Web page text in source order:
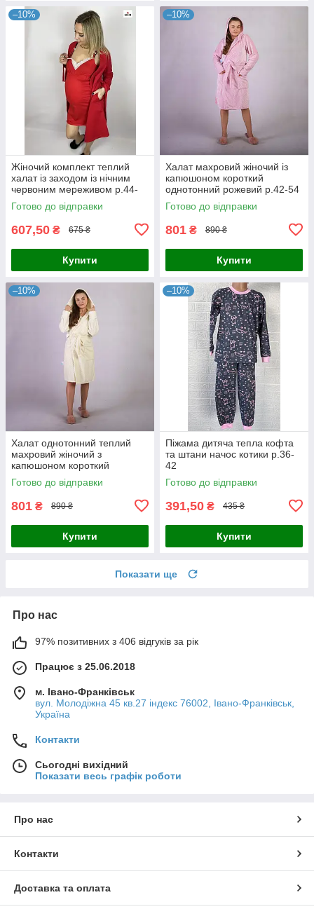
–10%
Жіночий комплект теплий
халат із заходом із нічним
червоним мереживом р.44-
58
Готово до відправки
607,50 ₴ 675 ₴
Купити
–10%
Халат махровий жіночий із
капюшоном короткий
однотонний рожевий р.42-54
Готово до відправки
801 ₴ 890 ₴
Купити
–10%
Халат однотонний теплий
махровий жіночий з
капюшоном короткий
молочний р.42-54
Готово до відправки
801 ₴ 890 ₴
Купити
–10%
Піжама дитяча тепла кофта
та штани начос котики р.36-
42
Готово до відправки
391,50 ₴ 435 ₴
Купити
Показати ще
Про нас
97% позитивних з 406 відгуків за рік
Працює з 25.06.2018
м. Івано-Франківськ
вул. Молодіжна 45 кв.27 індекс 76002, Івано-Франківськ,
Україна
Контакти
Сьогодні вихідний
Показати весь графік роботи
Про нас
Контакти
Доставка та оплата